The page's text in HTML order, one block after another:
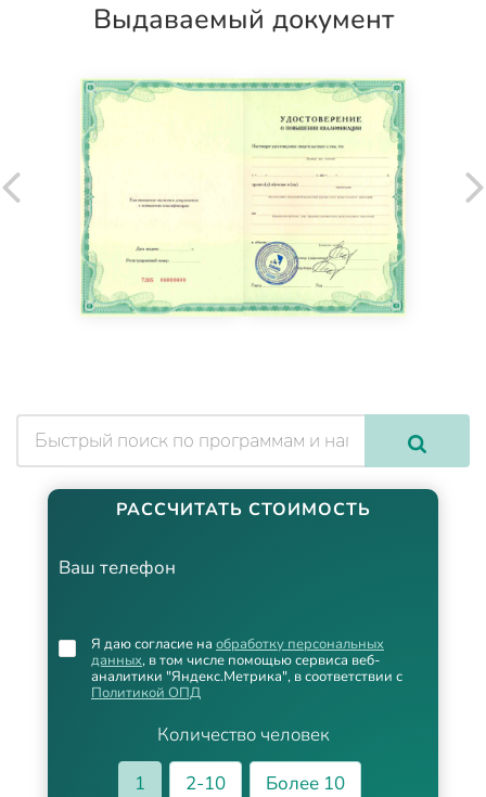
Выдаваемый документ
РАССЧИТАТЬ СТОИМОСТЬ
Ваш телефон
Количество человек
1
2-10
Более 10
Я даю согласие на обработку персональных
данных, в том числе помощью сервиса веб-
аналитики "Яндекс.Метрика", в соответствии с
Политикой ОПД